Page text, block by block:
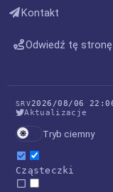
Kontakt
Odwiedź tę stronę
SRV2026/08/06
Aktualizacje
Tryb ciemny
Cząsteczki